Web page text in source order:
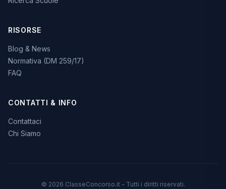
RISORSE
Blog & News
Normativa (DM 259/17)
FAQ
CONTATTI & INFO
Contattaci
Chi Siamo
© 2026 ClasseConcorso.it - Tutti i diritti riservati.